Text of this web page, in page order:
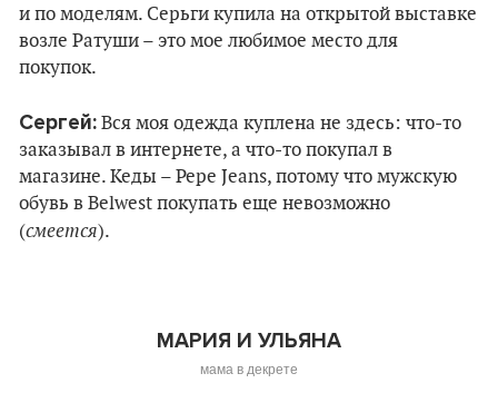
и по моделям. Серьги купила на открытой выставке
возле Ратуши – это мое любимое место для
покупок.
Сергей: Вся моя одежда куплена не здесь: что-то
заказывал в интернете, а что-то покупал в
магазине. Кеды – Pepe Jeans, потому что мужскую
обувь в Belwest покупать еще невозможно
(смеется).
МАРИЯ И УЛЬЯНА
мама в декрете